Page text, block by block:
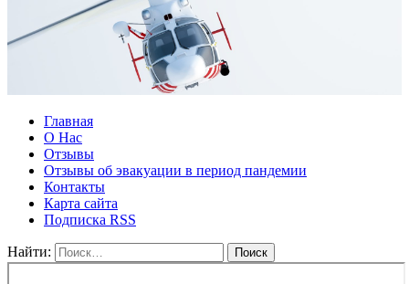
Главная
О Нас
Отзывы
Отзывы об эвакуации в период пандемии
Контакты
Карта сайта
Подписка RSS
Найти: